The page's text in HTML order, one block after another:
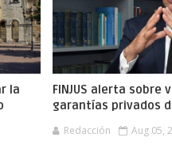
la
FINJUS alerta sobre
garantías privados
Redacción Aug 05,